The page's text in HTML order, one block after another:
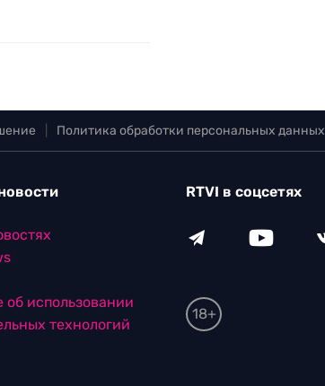
Политика обработки персональных данных
об использовании
технологий
RTVI в соцсетях
18+